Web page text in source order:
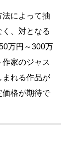
法によって抽
、対となる
万円～300万
家のジャス
まれる作品が
価格が期待で